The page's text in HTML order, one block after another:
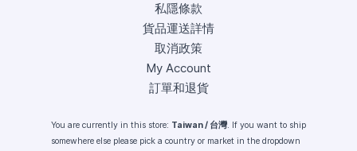
私隱條款
貨品運送詳情
取消政策
My Account
訂單和退貨
You are currently in this store: Taiwan / 台灣. If you want to ship
somewhere else please pick a country or market in the dropdown